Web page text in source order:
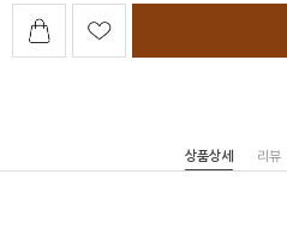
상품상세 리뷰